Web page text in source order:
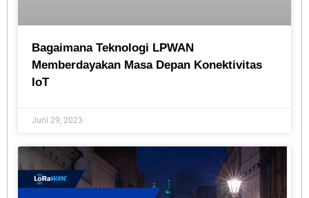
Bagaimana Teknologi LPWAN
Memberdayakan Masa Depan Konektivitas
IoT
Juni 29, 2023